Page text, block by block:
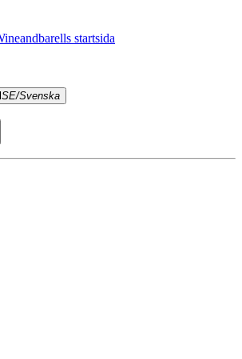
startsida
SE/Svenska